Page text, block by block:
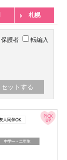
札幌
保護者
転編入